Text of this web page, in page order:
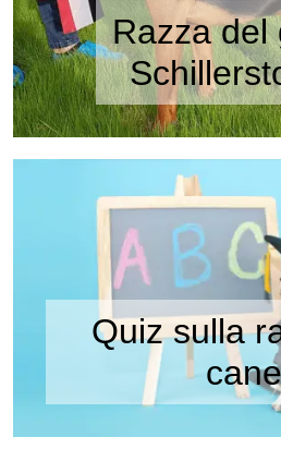
Razza del
Quiz sulla
cane